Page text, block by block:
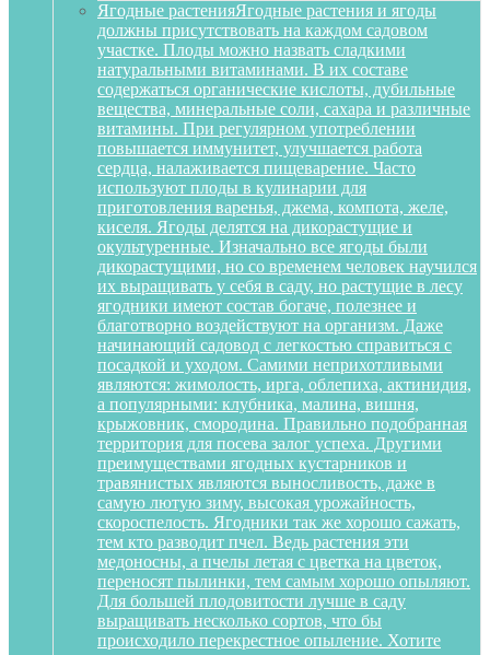
Ягодные растенияЯгодные растения и ягоды
должны присутствовать на каждом садовом
участке. Плоды можно назвать сладкими
натуральными витаминами. В их составе
содержаться органические кислоты, дубильные
вещества, минеральные соли, сахара и различные
витамины. При регулярном употреблении
повышается иммунитет, улучшается работа
сердца, налаживается пищеварение. Часто
используют плоды в кулинарии для
приготовления варенья, джема, компота, желе,
киселя. Ягоды делятся на дикорастущие и
окультуренные. Изначально все ягоды были
дикорастущими, но со временем человек научился
их выращивать у себя в саду, но растущие в лесу
ягодники имеют состав богаче, полезнее и
благотворно воздействуют на организм. Даже
начинающий садовод с легкостью справиться с
посадкой и уходом. Самими неприхотливыми
являются: жимолость, ирга, облепиха, актинидия,
а популярными: клубника, малина, вишня,
крыжовник, смородина. Правильно подобранная
территория для посева залог успеха. Другими
преимуществами ягодных кустарников и
травянистых являются выносливость, даже в
самую лютую зиму, высокая урожайность,
скороспелость. Ягодники так же хорошо сажать,
тем кто разводит пчел. Ведь растения эти
медоносны, а пчелы летая с цветка на цветок,
переносят пылинки, тем самым хорошо опыляют.
Для большей плодовитости лучше в саду
выращивать несколько сортов, что бы
происходило перекрестное опыление. Хотите